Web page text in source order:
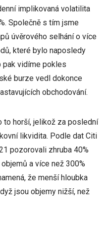
implikovaná volatilita
Společně s tím jsme
úvěrového selhání o více
které bylo naposledy
pak vidíme pokles
burze vedl dokonce
obchodování.
to horší, jelikož za poslední
likvidita. Podle dat Citi
pozorovali zhruba 40%
a více než 300%
že menší hloubka
jsou objemy nižší, než